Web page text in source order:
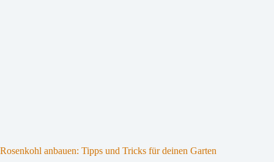
Rosenkohl anbauen: Tipps und Tricks für deinen Garten